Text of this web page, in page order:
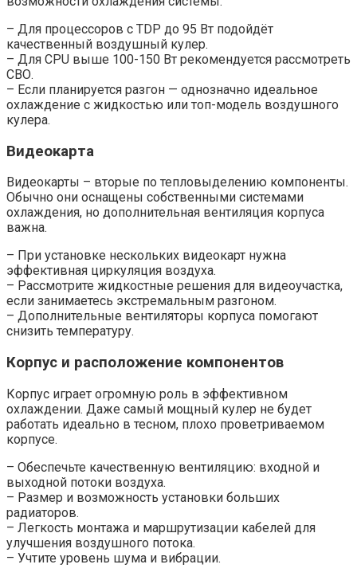
– Для процессоров с TDP до 95 Вт подойдёт
качественный воздушный кулер.
– Для CPU выше 100-150 Вт рекомендуется рассмотреть
СВО.
– Если планируется разгон — однозначно идеальное
охлаждение с жидкостью или топ-модель воздушного
кулера.
Видеокарта
Видеокарты – вторые по тепловыделению компоненты.
Обычно они оснащены собственными системами
охлаждения, но дополнительная вентиляция корпуса
важна.
– При установке нескольких видеокарт нужна
эффективная циркуляция воздуха.
– Рассмотрите жидкостные решения для видеоучастка,
если занимаетесь экстремальным разгоном.
– Дополнительные вентиляторы корпуса помогают
снизить температуру.
Корпус и расположение компонентов
Корпус играет огромную роль в эффективном
охлаждении. Даже самый мощный кулер не будет
работать идеально в тесном, плохо проветриваемом
корпусе.
– Обеспечьте качественную вентиляцию: входной и
выходной потоки воздуха.
– Размер и возможность установки больших
радиаторов.
– Легкость монтажа и маршрутизации кабелей для
улучшения воздушного потока.
– Учтите уровень шума и вибрации.